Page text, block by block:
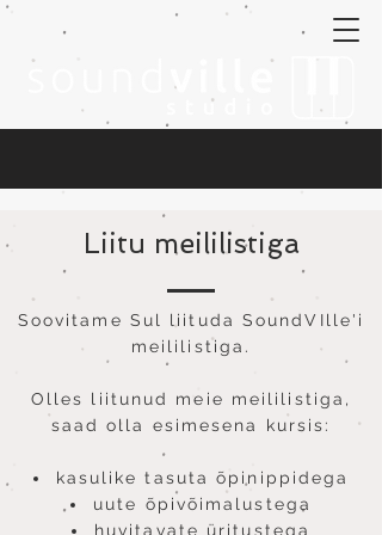
Liitu meililistiga
Soovitame Sul liituda SoundVIlle'i
meililistiga.
Olles liitunud meie meililistiga,
saad olla esimesena kursis:
kasulike tasuta õpinippidega
uute õpivõimalustega
huvitavate üritustega